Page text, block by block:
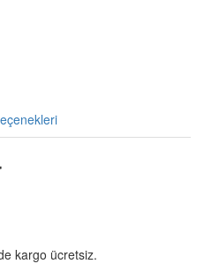
kargo ücretsiz.